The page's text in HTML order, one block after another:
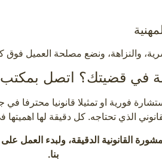
والنزاهة، ونضع مصلحة العميل فوق
في قضيتك؟ اتصل بمكتب
فورية او تمثيلا قانونيا محترفا
الذي تحتاجه. كل دقيقة لها اهميتها
القانونية الدقيقة، ولبدء العمل
بنا.